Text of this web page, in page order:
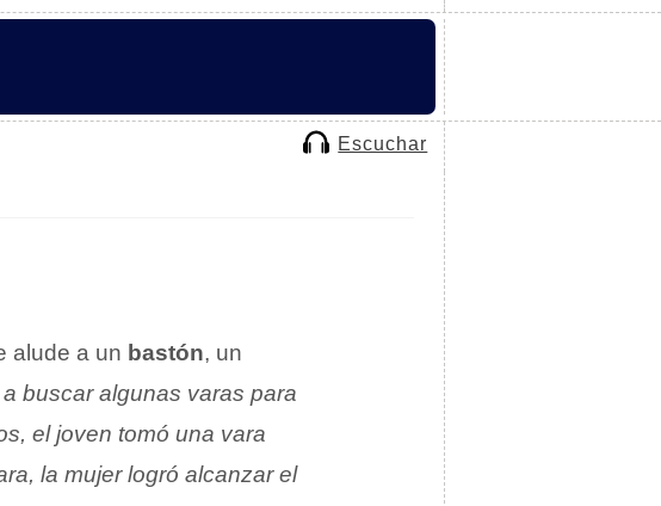
Escuchar
alude a un bastón, un
buscar algunas varas para
el joven tomó una vara
la mujer logró alcanzar el